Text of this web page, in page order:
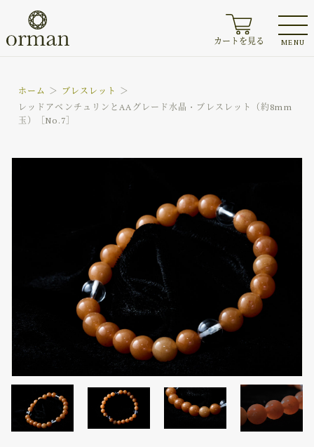
カートを見る MENU
ホーム
ブレスレット
レッドアベンチュリンとAAグレード水晶・ブレスレット（約8mm
玉）［No.7］